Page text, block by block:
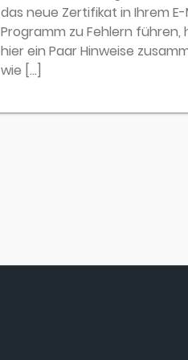
das neue Zertifikat in Ihrem E-
Programm zu Fehlern führen,
hier ein Paar Hinweise
wie […]